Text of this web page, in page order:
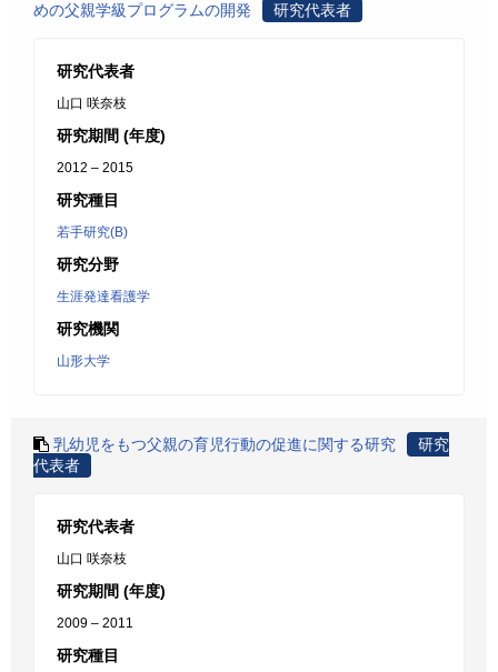
めの父親学級プログラムの開発
研究代表者
研究代表者
山口 咲奈枝
研究期間 (年度)
2012 – 2015
研究種目
若手研究(B)
研究分野
生涯発達看護学
研究機関
山形大学
乳幼児をもつ父親の育児行動の促進に関する研究
研究
代表者
研究代表者
山口 咲奈枝
研究期間 (年度)
2009 – 2011
研究種目